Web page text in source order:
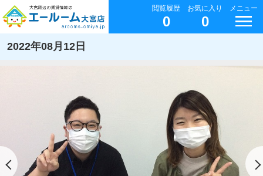
閲覧履歴
0
お気に入り
0
メニュー
2022年08月12日